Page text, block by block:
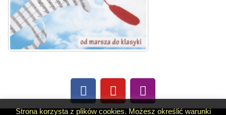
Strona korzysta z plików cookies. Możesz określić warunki